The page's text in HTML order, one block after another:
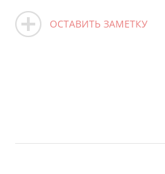
ОСТАВИТЬ ЗАМЕТКУ